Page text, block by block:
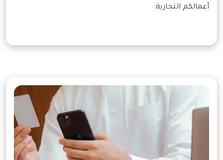
أعمالكم التجارية.